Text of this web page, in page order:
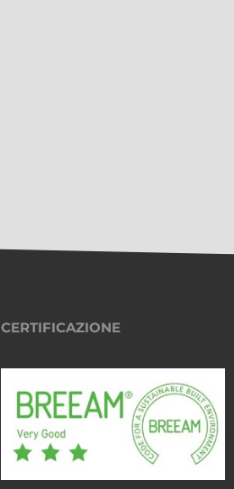
CERTIFICAZIONE